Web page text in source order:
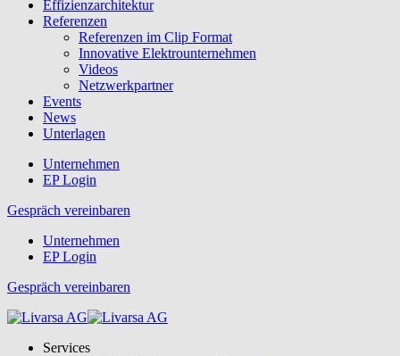
Effizienzarchitektur
Referenzen
Referenzen im Clip Format
Innovative Elektrounternehmen
Videos
Netzwerkpartner
Events
News
Unterlagen
Unternehmen
EP Login
Gespräch vereinbaren
Unternehmen
EP Login
Gespräch vereinbaren
Services